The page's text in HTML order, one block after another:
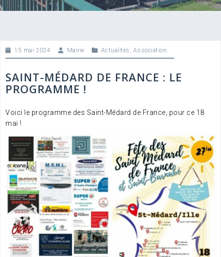
15 mai 2024 Mairie Actualités , Association
SAINT-MÉDARD DE FRANCE : LE
PROGRAMME !
Voici le programme des Saint-Médard de France, pour ce 18
mai !